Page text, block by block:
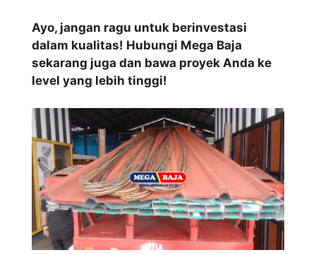
Ayo, jangan ragu untuk berinvestasi
dalam kualitas! Hubungi Mega Baja
sekarang juga dan bawa proyek Anda ke
level yang lebih tinggi!